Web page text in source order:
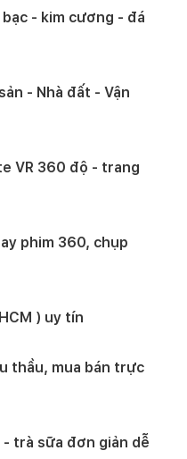
- kim cương - đá
- Nhà đất - Vận
VR 360 độ - trang
phim 360, chụp
) uy tín
thầu, mua bán trực
- trà sữa đơn giản dễ